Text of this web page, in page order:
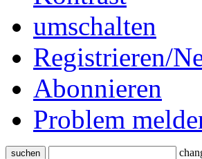
Registrieren/
Abonnieren
Problem
suchen